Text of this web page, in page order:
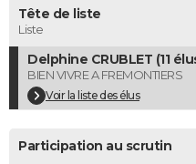
Dictionnaire
Biographies
Citations
Expressions
Proverbes
PROGRAMME TV
COPAINS D'AVANT
S'inscrire
Se connecter
Lycées
Collèges
Primaires
Universités
Entreprises
Service militaire
Avis de recherche
AVIS DE DÉCÈS
Bricolage
Television
Tête de liste
Liste
Delphine CRUBLET (11
BIEN VIVRE A FREMONTIERS
Voir la liste des élus
Participation au scrutin